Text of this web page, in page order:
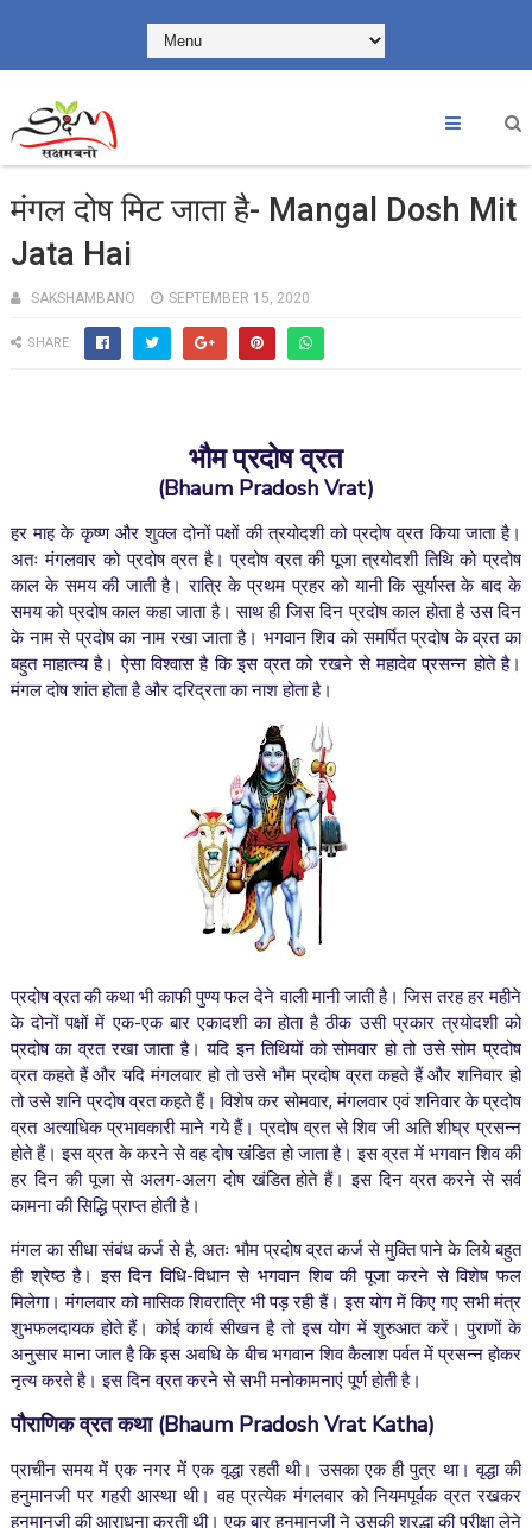
मंगल दोष मिट जाता है- Mangal Dosh Mit
Jata Hai
SAKSHAMBANO SEPTEMBER 15, 2020
SHARE:
भौम प्रदोष व्रत
(Bhaum Pradosh Vrat)
हर माह के कृष्ण और शुक्ल दोनों पक्षों की त्रयोदशी को प्रदोष व्रत किया जाता है।
अतः मंगलवार को प्रदोष व्रत है। प्रदोष व्रत की पूजा त्रयोदशी तिथि को प्रदोष
काल के समय की जाती है। रात्रि के प्रथम प्रहर को यानी कि सूर्यास्त के बाद के
समय को प्रदोष काल कहा जाता है। साथ ही जिस दिन प्रदोष काल होता है उस दिन
के नाम से प्रदोष का नाम रखा जाता है। भगवान शिव को समर्पित प्रदोष के व्रत का
बहुत माहात्म्य है। ऐसा विश्वास है कि इस व्रत को रखने से महादेव प्रसन्न होते है।
मंगल दोष शांत होता है और दरिद्रता का नाश होता है।
प्रदोष व्रत की कथा भी काफी पुण्य फल देने वाली मानी जाती है। जिस तरह हर महीने
के दोनों पक्षों में एक-एक बार एकादशी का होता है ठीक उसी प्रकार त्रयोदशी को
प्रदोष का व्रत रखा जाता है। यदि इन तिथियों को सोमवार हो तो उसे सोम प्रदोष
व्रत कहते हैं और यदि मंगलवार हो तो उसे भौम प्रदोष व्रत कहते हैं और शनिवार हो
तो उसे शनि प्रदोष व्रत कहते हैं। विशेष कर सोमवार, मंगलवार एवं शनिवार के प्रदोष
व्रत अत्याधिक प्रभावकारी माने गये हैं। प्रदोष व्रत से शिव जी अति शीघ्र प्रसन्न
होते हैं। इस व्रत के करने से वह दोष खंडित हो जाता है। इस व्रत में भगवान शिव की
हर दिन की पूजा से अलग-अलग दोष खंडित होते हैं। इस दिन व्रत करने से सर्व
कामना की सिद्धि प्राप्त होती है।
मंगल का सीधा संबंध कर्ज से है, अतः भौम प्रदोष व्रत कर्ज से मुक्ति पाने के लिये बहुत
ही श्रेष्ठ है। इस दिन विधि-विधान से भगवान शिव की पूजा करने से विशेष फल
मिलेगा। मंगलवार को मासिक शिवरात्रि भी पड़ रही हैं। इस योग में किए गए सभी मंत्र
शुभफलदायक होते हैं। कोई कार्य सीखन है तो इस योग में शुरुआत करें। पुराणों के
अनुसार माना जात है कि इस अवधि के बीच भगवान शिव कैलाश पर्वत में प्रसन्न होकर
नृत्य करते है। इस दिन व्रत करने से सभी मनोकामनाएं पूर्ण होती है।
पौराणिकव्रतकथा (Bhaum Pradosh Vrat Katha)
प्राचीन समय में एक नगर में एक वृद्धा रहती थी। उसका एक ही पुत्र था। वृद्धा की
हनुमानजी पर गहरी आस्था थी। वह प्रत्येक मंगलवार को नियमपूर्वक व्रत रखकर
हनुमानजी की आराधना करती थी। एक बार हनुमानजी ने उसकी श्रद्धा की परीक्षा लेने